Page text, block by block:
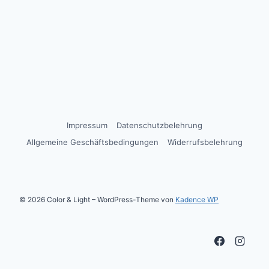
Impressum
Datenschutzbelehrung
Allgemeine Geschäftsbedingungen
Widerrufsbelehrung
© 2026 Color & Light – WordPress-Theme von Kadence WP